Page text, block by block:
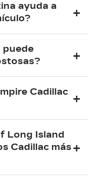
ayuda a
+
puede
+
Cadillac +
Long Island
Cadillac más +